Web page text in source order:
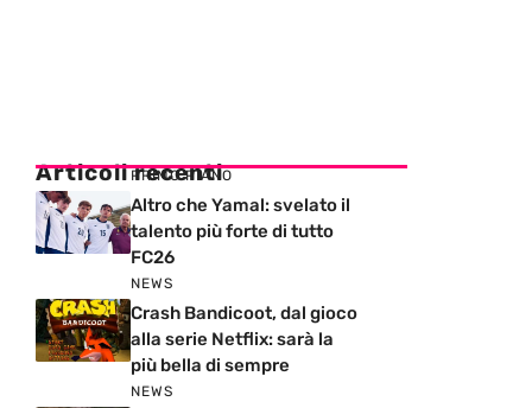
Articoli recenti
PRIMO PIANO
Altro che Yamal: svelato il
talento più forte di tutto
FC26
NEWS
Crash Bandicoot, dal gioco
alla serie Netflix: sarà la
più bella di sempre
NEWS